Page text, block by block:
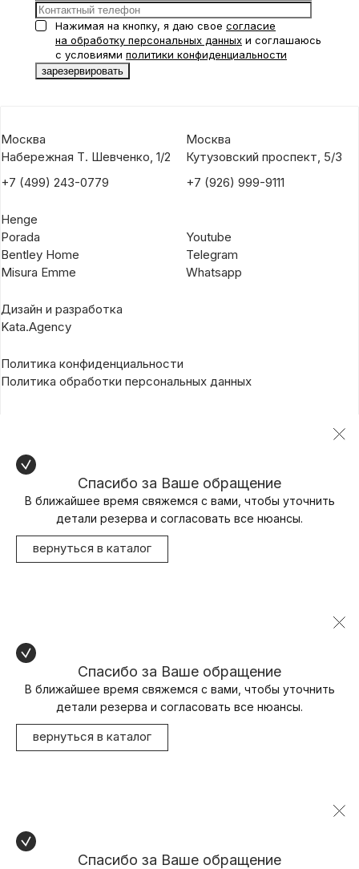
Нажимая на кнопку, я даю свое согласие
на обработку персональных данных и соглашаюсь
с условиями политики конфиденциальности
Москва
Набережная Т. Шевченко, 1/2
+7 (499) 243-0779
Москва
Кутузовский проспект, 5/3
+7 (926) 999-9111
Henge
Porada
Bentley Home
Misura Emme
Youtube
Telegram
Whatsapp
Дизайн и разработка
Kata.Agency
Политика конфиденциальности
Политика обработки персональных данных
Спасибо за Ваше обращение
В ближайшее время свяжемся с вами, чтобы уточнить
детали резерва и согласовать все нюансы.
вернуться в каталог
Спасибо за Ваше обращение
В ближайшее время свяжемся с вами, чтобы уточнить
детали резерва и согласовать все нюансы.
вернуться в каталог
Спасибо за Ваше обращение